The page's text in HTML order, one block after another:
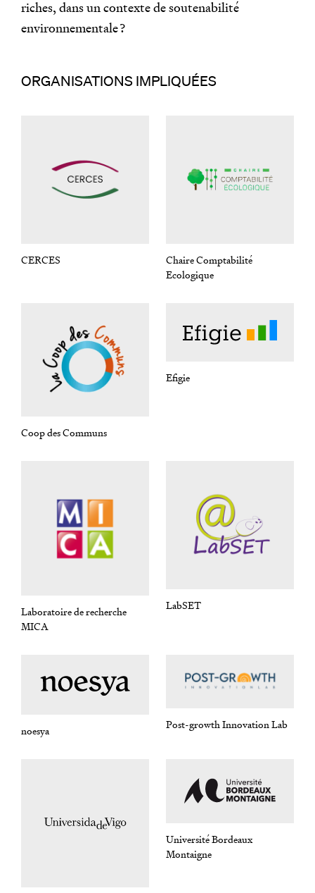
riches, dans un contexte de soutenabilité
environnementale ?
ORGANISATIONS IMPLIQUÉES
CERCES
Chaire Comptabilité
Ecologique
Coop des Communs
Efigie
Laboratoire de recherche
MICA
LabSET
noesya Post-growth Innovation Lab
Université Bordeaux
Montaigne